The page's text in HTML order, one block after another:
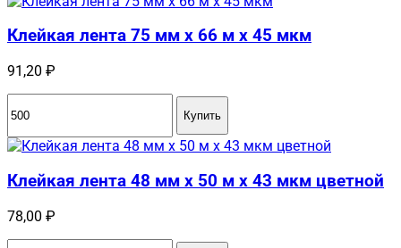
Клейкая лента 75 мм x 66 м x 45 мкм
91,20 ₽
Купить
Клейкая лента 48 мм x 50 м x 43 мкм цветной
78,00 ₽